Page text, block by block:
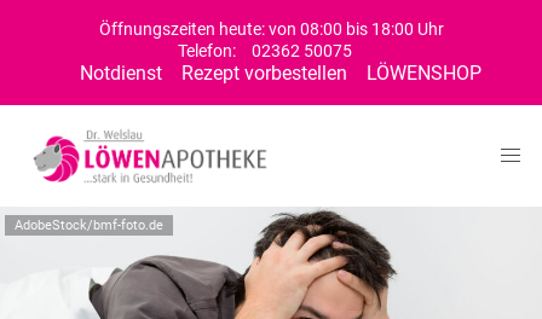
Öffnungszeiten heute: von 08:00 bis 18:00 Uhr
Telefon:
02362 50075
Notdienst Rezept vorbestellen LÖWENSHOP
AdobeStock/bmf-foto.de